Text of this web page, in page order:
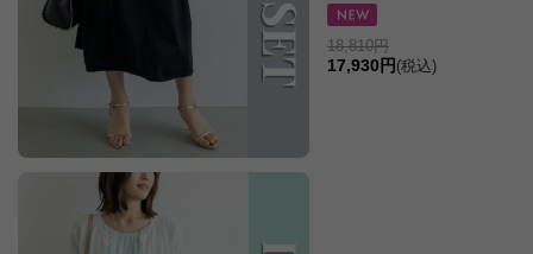
18,810円
17,930円 (税込)